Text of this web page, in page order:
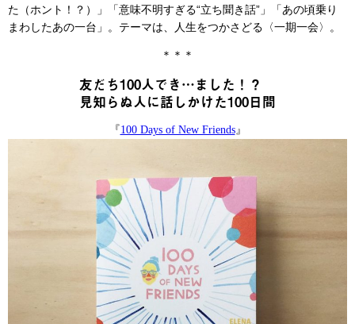
た（ホント！？）」「意味不明すぎる“立ち聞き話”」「あの頃乗り
まわしたあの一台」。テーマは、人生をつかさどる〈一期一会〉。
＊＊＊
友だち100人でき…ました！？
見知らぬ人に話しかけた100日間
『 100 Days of New Friends』